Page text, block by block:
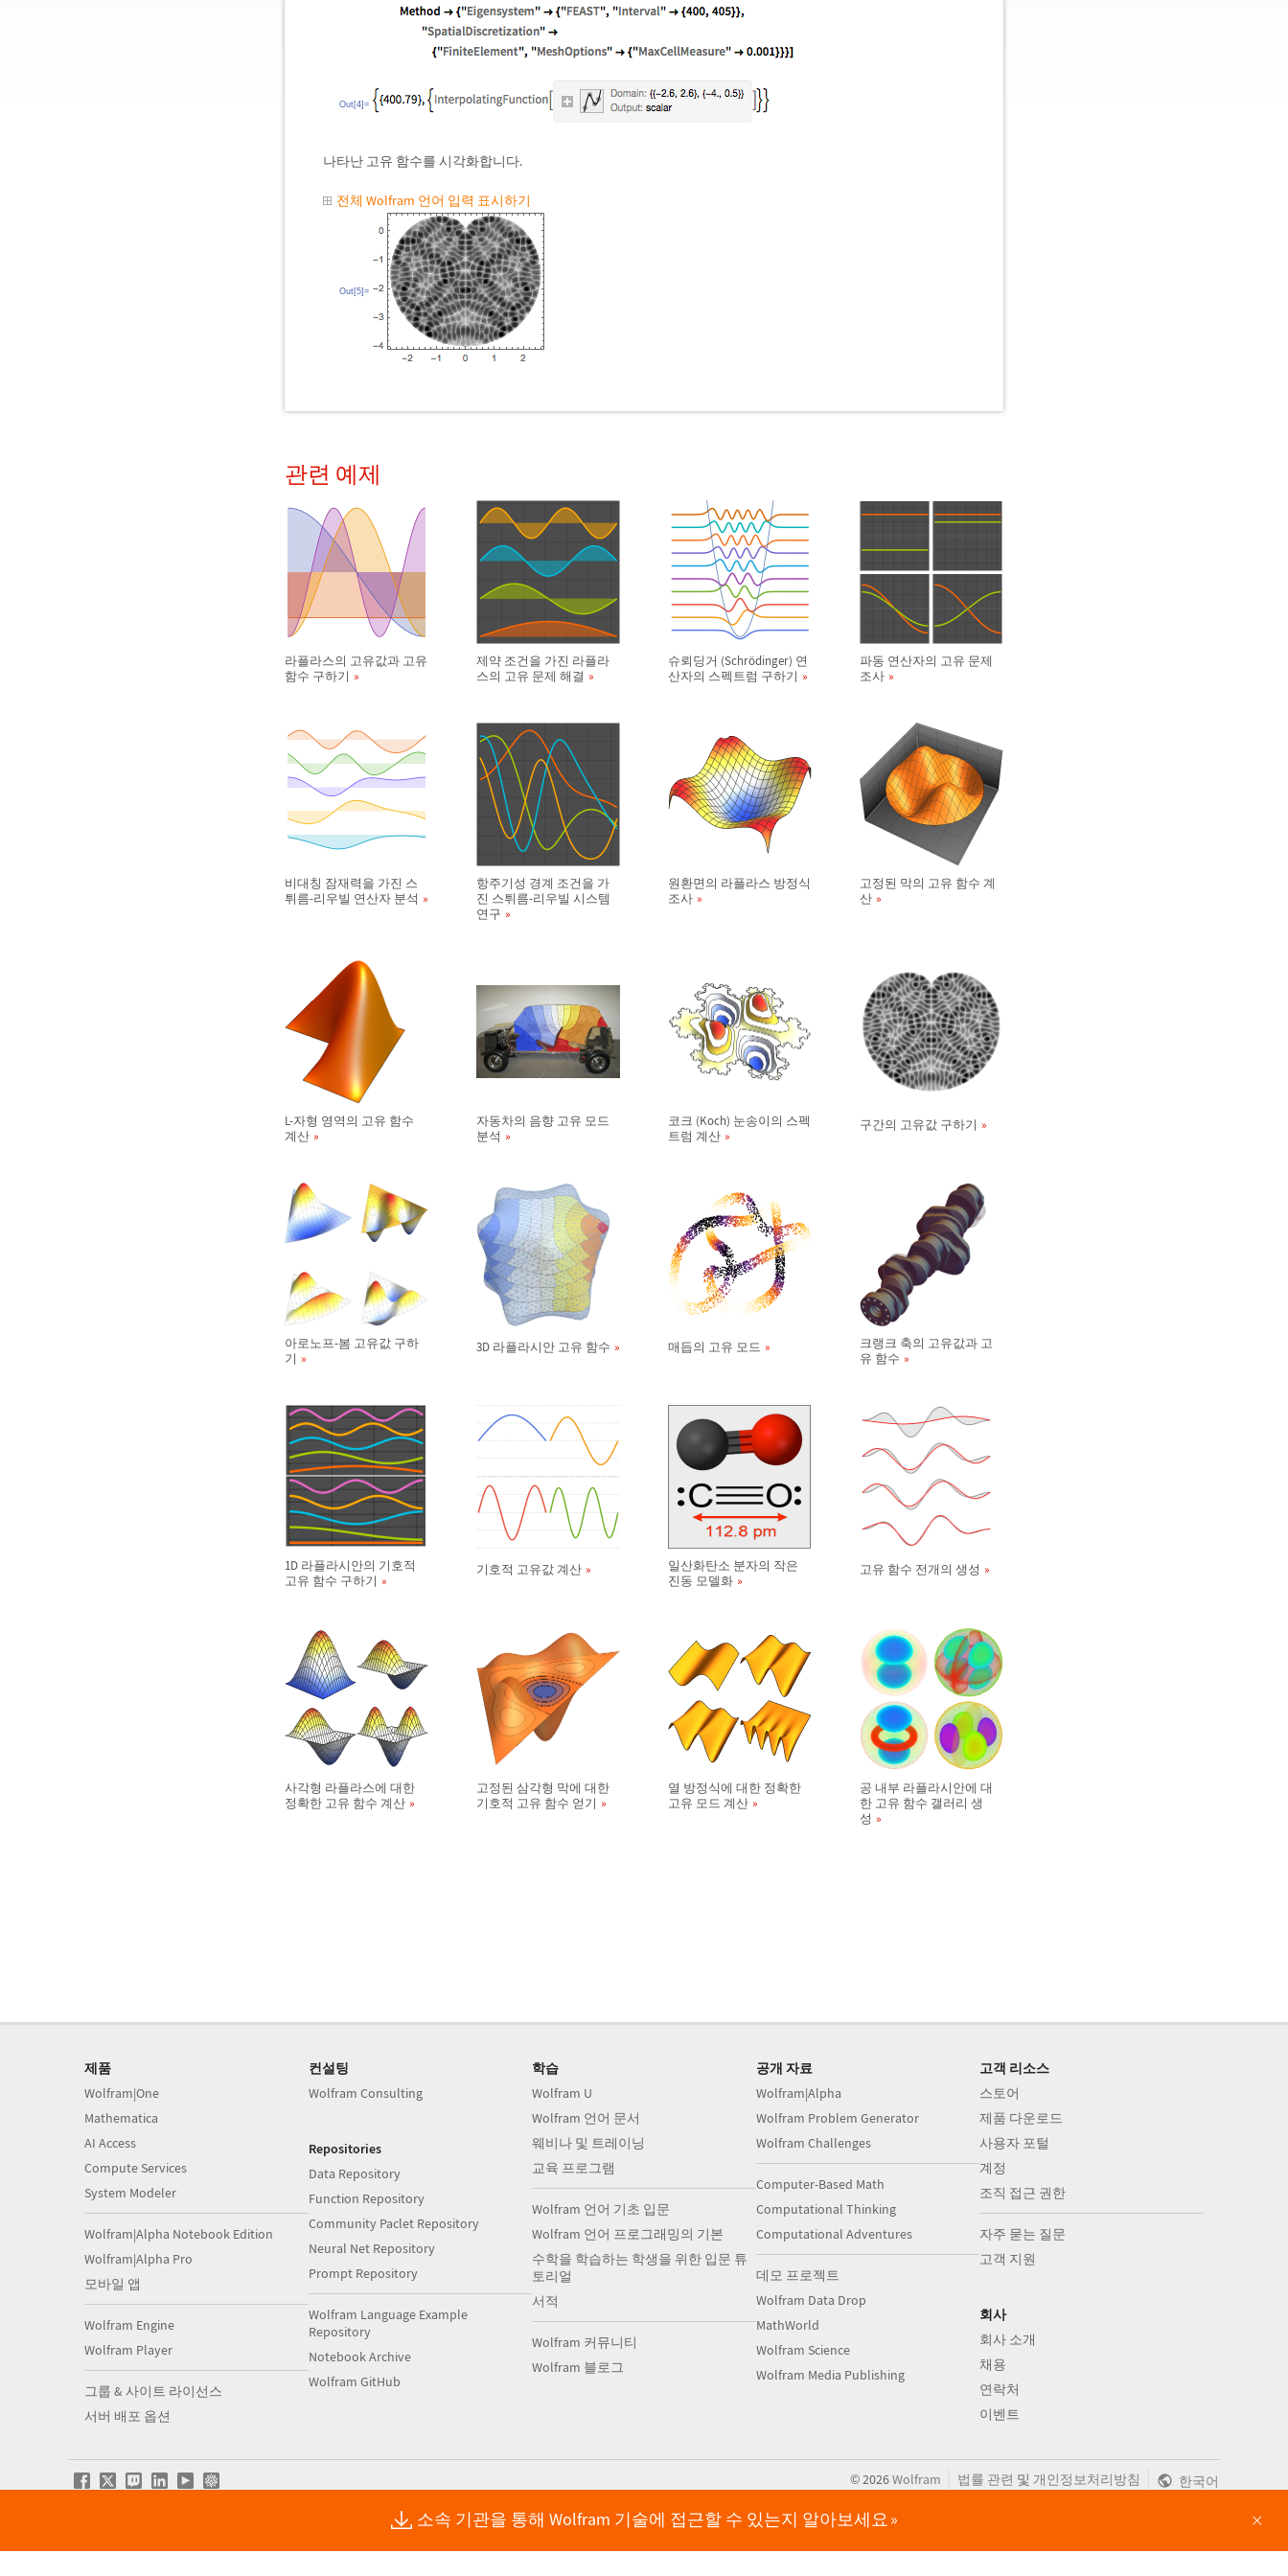
Out[4]=
나타난 고유 함수를 시각화합니다.
전체 Wolfram 언어 입력 표시하기
Out[5]=
관련 예제
라플라스의 고유값과 고유
함수 구하기
제약 조건을 가진 라플라
스의 고유 문제 해결
슈뢰딩거 (Schrödinger) 연
산자의 스펙트럼 구하기
파동 연산자의 고유 문제
조사
비대칭 잠재력을 가진 스
튀름-리우빌 연산자 분석
항주기성 경계 조건을 가
진 스튀름-리우빌 시스템
연구
원환면의 라플라스 방정식
조사
고정된 막의 고유 함수 계
산
L-자형 영역의 고유 함수
계산
자동차의 음향 고유 모드
분석
코크 (Koch) 눈송이의 스펙
트럼 계산
구간의 고유값 구하기
아로노프-봄 고유값 구하
기
3D 라플라시안 고유 함수 매듭의 고유 모드
크랭크 축의 고유값과 고
유 함수
1D 라플라시안의 기호적
고유 함수 구하기
기호적 고유값 계산
일산화탄소 분자의 작은
진동 모델화
고유 함수 전개의 생성
사각형 라플라스에 대한
정확한 고유 함수 계산
고정된 삼각형 막에 대한
기호적 고유 함수 얻기
열 방정식에 대한 정확한
고유 모드 계산
공 내부 라플라시안에 대
한 고유 함수 갤러리 생
성
제품
Wolfram|One
Mathematica
AI Access
Compute Services
System Modeler
Wolfram|Alpha Notebook Edition
Wolfram|Alpha Pro
모바일 앱
Wolfram Engine
Wolfram Player
그룹 & 사이트 라이선스
서버 배포 옵션
컨설팅
Wolfram Consulting
Repositories
Data Repository
Function Repository
Community Paclet Repository
Neural Net Repository
Prompt Repository
Wolfram Language Example
Repository
Notebook Archive
Wolfram GitHub
학습
Wolfram U
Wolfram 언어 문서
웨비나 및 트레이닝
교육 프로그램
Wolfram 언어 기초 입문
Wolfram 언어 프로그래밍의 기본
수학을 학습하는 학생을 위한 입문 튜
토리얼
서적
Wolfram 커뮤니티
Wolfram 블로그
공개 자료
Wolfram|Alpha
Wolfram Problem Generator
Wolfram Challenges
Computer-Based Math
Computational Thinking
Computational Adventures
데모 프로젝트
Wolfram Data Drop
MathWorld
Wolfram Science
Wolfram Media Publishing
고객 리소스
스토어
제품 다운로드
사용자 포털
계정
조직 접근 권한
자주 묻는 질문
고객 지원
회사
회사 소개
채용
연락처
이벤트
©2026Wolfram 법률 관련 및 개인정보처리방침 한국어
소속 기관을 통해 Wolfram 기술에 접근할 수 있는지 알아보세요 ×